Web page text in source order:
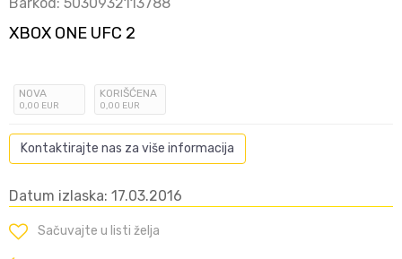
XBOX ONE UFC 2
NOVA
0,00 EUR
KORIŠĆENA
0,00 EUR
Kontaktirajte nas za više informacija
Datum izlaska: 17.03.2016
Sačuvajte u listi želja